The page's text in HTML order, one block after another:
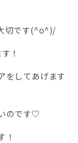
切です(^o^)/
！
をしてあげます
のです♡
！